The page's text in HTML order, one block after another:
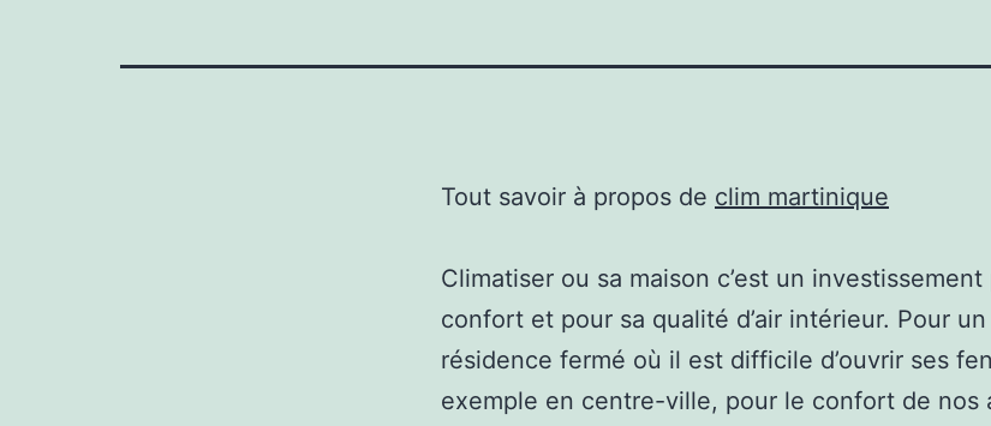
Tout savoir à propos de clim martinique
Climatiser ou sa maison c’est un investissement
confort et pour sa qualité d’air intérieur. Pour
résidence fermé où il est difficile d’ouvrir ses
exemple en centre-ville, pour le confort de nos